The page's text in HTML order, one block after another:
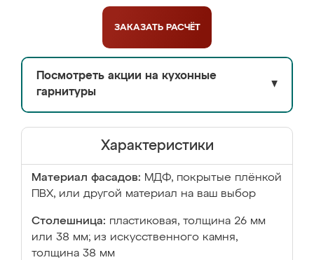
ЗАКАЗАТЬ РАСЧЁТ
Посмотреть акции на кухонные
гарнитуры
▼
Характеристики
Материал фасадов: МДФ, покрытые плёнкой
ПВХ, или другой материал на ваш выбор
Столешница: пластиковая, толщина 26 мм
или 38 мм; из искусственного камня,
толщина 38 мм